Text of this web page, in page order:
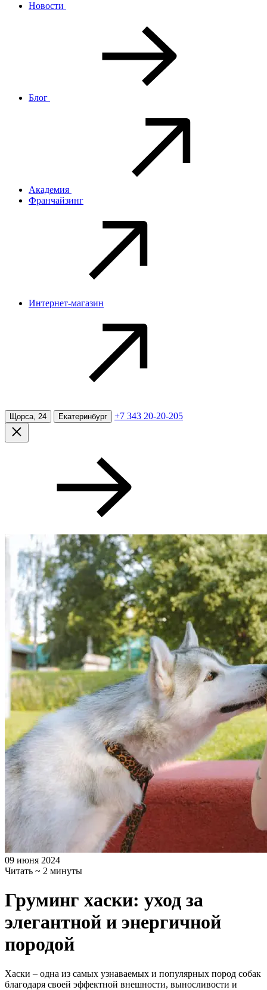
Новости
Блог
Академия
Франчайзинг
Интернет-магазин
Щорса, 24 Екатеринбург +7 343 20-20-205
09 июня 2024
Читать ~ 2 минуты
Груминг хаски: уход за
элегантной и энергичной
породой
Хаски – одна из самых узнаваемых и популярных пород собак
благодаря своей эффектной внешности, выносливости и